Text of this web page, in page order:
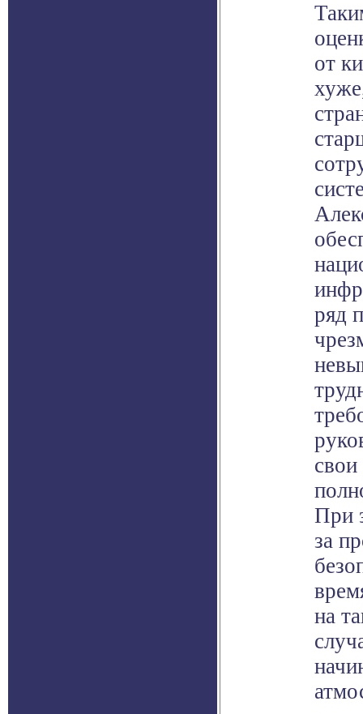
от
ряд
При
за
на